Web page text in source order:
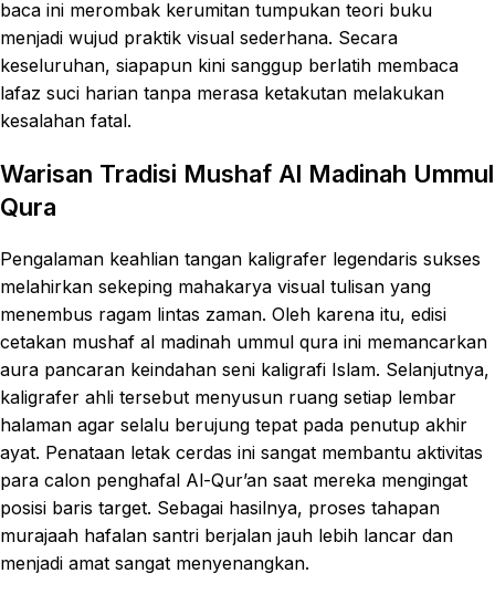
baca ini merombak kerumitan tumpukan teori buku
menjadi wujud praktik visual sederhana. Secara
keseluruhan, siapapun kini sanggup berlatih membaca
lafaz suci harian tanpa merasa ketakutan melakukan
kesalahan fatal.
Warisan Tradisi Mushaf Al Madinah Ummul
Qura
Pengalaman keahlian tangan kaligrafer legendaris sukses
melahirkan sekeping mahakarya visual tulisan yang
menembus ragam lintas zaman. Oleh karena itu, edisi
cetakan mushaf al madinah ummul qura ini memancarkan
aura pancaran keindahan seni kaligrafi Islam. Selanjutnya,
kaligrafer ahli tersebut menyusun ruang setiap lembar
halaman agar selalu berujung tepat pada penutup akhir
ayat. Penataan letak cerdas ini sangat membantu aktivitas
para calon penghafal Al-Qur’an saat mereka mengingat
posisi baris target. Sebagai hasilnya, proses tahapan
murajaah hafalan santri berjalan jauh lebih lancar dan
menjadi amat sangat menyenangkan.